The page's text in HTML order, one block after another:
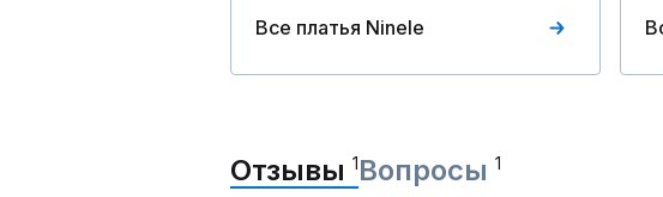
Все платья Ninele
Отзывы 1Вопросы 1